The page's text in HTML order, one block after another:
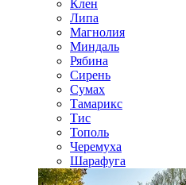
Клен
Липа
Магнолия
Миндаль
Рябина
Сирень
Сумах
Тамарикс
Тис
Тополь
Черемуха
Шарафуга